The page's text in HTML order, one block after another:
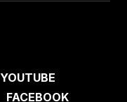
YOUTUBE
FACEBOOK